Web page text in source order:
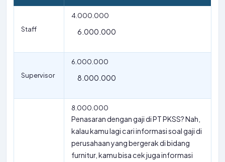
Staff
4.000.000
6.000.000
Supervisor
6.000.000
8.000.000
8.000.000
Penasaran dengan gaji di PT PKSS? Nah,
kalau kamu lagi cari informasi soal gaji di
perusahaan yang bergerak di bidang
furnitur, kamu bisa cek juga informasi